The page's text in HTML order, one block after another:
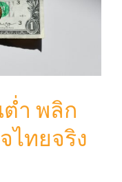
ำ พลิก
ไทยจริง